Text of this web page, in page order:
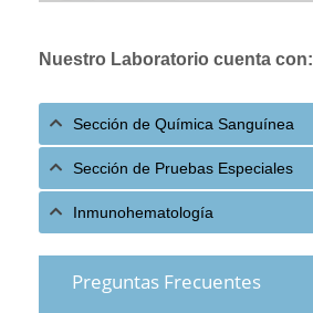
Nuestro Laboratorio cuenta con:
Sección de Química Sanguínea
Sección de Pruebas Especiales
Inmunohematología
Preguntas Frecuentes